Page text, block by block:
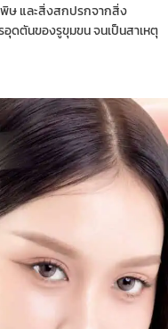
ษ และสิ่งสกปรกจากสิ่ง
ดตันของรูขุมขน จนเป็นสาเหตุ